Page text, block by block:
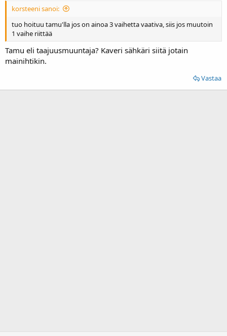
korsteeni sanoi:
tuo hoituu tamu'lla jos on ainoa 3 vaihetta vaativa, siis jos muutoin
1 vaihe riittää
Tamu eli taajuusmuuntaja? Kaveri sähkäri siitä jotain
mainihtikin.
Vastaa